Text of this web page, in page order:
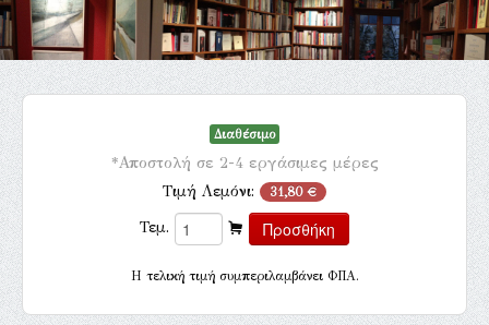
Εκδηλώσεις
Επικοινωνία
Διαθέσιμο
*Αποστολή σε 2-4 εργάσιμες μέρες
Τιμή Λεμόνι: 31,80 €
Τεμ.
H τελική τιμή συμπεριλαμβάνει ΦΠΑ.